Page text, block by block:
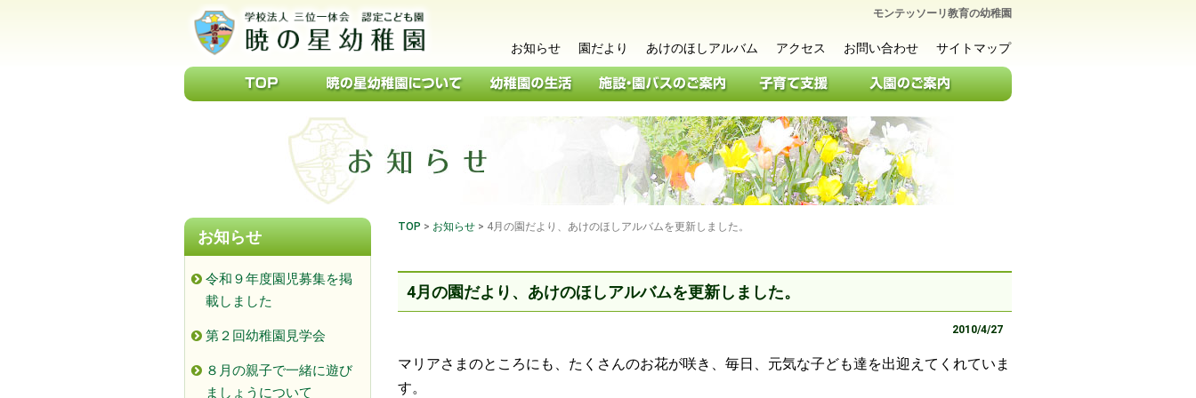
モンテッソーリ教育の幼稚園
お知らせ 園だより あけのほしアルバム アクセス お問い合わせ サイトマップ
TOP > お知らせ > 4月の園だより、あけのほしアルバムを更新しました。
4月の園だより、あけのほしアルバムを更新しました。
2010/4/27
マリアさまのところにも、たくさんのお花が咲き、毎日、元気な子ども達を出迎えてくれていま
す。
お知らせ
令和９年度園児募集を掲
載しました
第２回幼稚園見学会
８月の親子で一緒に遊び
ましょうについて